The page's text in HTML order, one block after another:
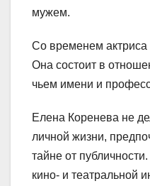
мужем.
Со временем
Она состоит в
чьем имени и
Елена Коренева не
личной жизни,
тайне от
кино- и театральной